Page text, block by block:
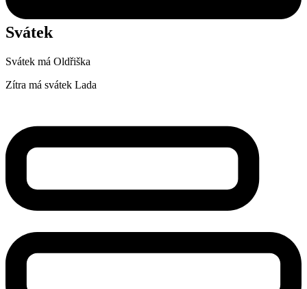
Svátek
Svátek má Oldřiška
Zítra má svátek Lada